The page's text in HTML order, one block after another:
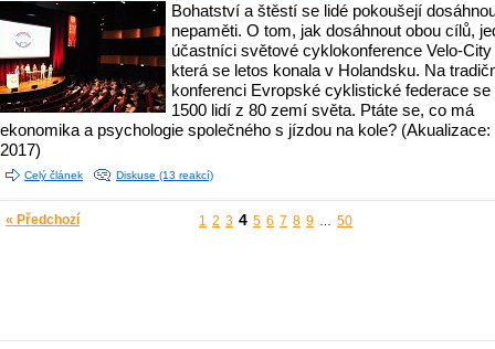
Bohatství a štěstí se lidé pokoušejí
nepaměti. O tom, jak dosáhnout obou cílů,
účastníci světové cyklokonference Velo-City
která se letos konala v Holandsku. Na
konferenci Evropské cyklistické federace se
1500 lidí z 80 zemí světa. Ptáte se, co má
ekonomika a psychologie společného s jízdou na kole? (Akualizace:
2017)
Celý článek Diskuse (13 reakcí)
« Předchozí 1 2 3 4 5 6 7 8 9 50